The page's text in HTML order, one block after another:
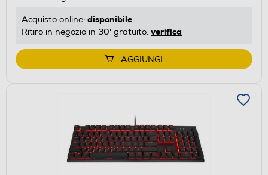
Acquisto online: disponibile
Ritiro in negozio in 30' gratuito: verifica
AGGIUNGI